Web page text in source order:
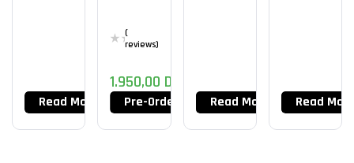
Read More
(
reviews)
1.950,00 DT
Pre-Order Now Read More Read